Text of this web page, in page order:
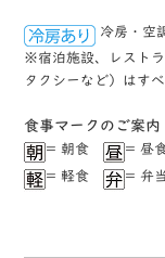
冷房・空
※宿泊施設、レスト
タクシーなど）はす
⾷事マークのご案内
= 朝食 = 昼
= 軽食
= 弁